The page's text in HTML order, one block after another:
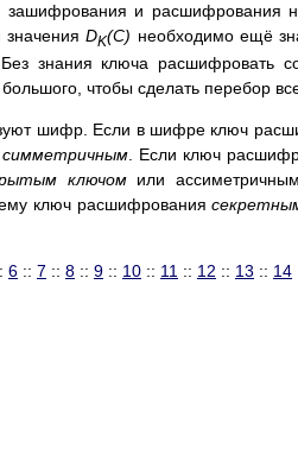
и расшифрования
значенияDK(C) необходимо ещё
знания ключа расшифровать
чтобы сделать перебор
шифр. Если в шифре ключ
симметричным. Если ключ
ключомили
ключ расшифрования
6 :: 7 :: 8 :: 9 :: 10 :: 11 :: 12 :: 13 :: 14